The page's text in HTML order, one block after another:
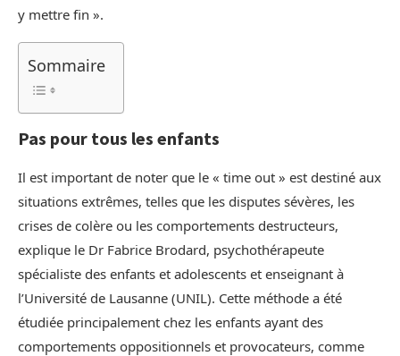
y mettre fin ».
Sommaire
Pas pour tous les enfants
Il est important de noter que le « time out » est destiné aux
situations extrêmes, telles que les disputes sévères, les
crises de colère ou les comportements destructeurs,
explique le Dr Fabrice Brodard, psychothérapeute
spécialiste des enfants et adolescents et enseignant à
l’Université de Lausanne (UNIL). Cette méthode a été
étudiée principalement chez les enfants ayant des
comportements oppositionnels et provocateurs, comme